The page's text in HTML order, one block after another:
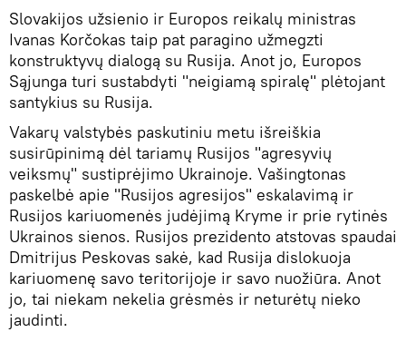
Slovakijos užsienio ir Europos reikalų ministras
Ivanas Korčokas taip pat paragino užmegzti
konstruktyvų dialogą su Rusija. Anot jo, Europos
Sąjunga turi sustabdyti "neigiamą spiralę" plėtojant
santykius su Rusija.
Vakarų valstybės paskutiniu metu išreiškia
susirūpinimą dėl tariamų Rusijos "agresyvių
veiksmų" sustiprėjimo Ukrainoje. Vašingtonas
paskelbė apie "Rusijos agresijos" eskalavimą ir
Rusijos kariuomenės judėjimą Kryme ir prie rytinės
Ukrainos sienos. Rusijos prezidento atstovas spaudai
Dmitrijus Peskovas sakė, kad Rusija dislokuoja
kariuomenę savo teritorijoje ir savo nuožiūra. Anot
jo, tai niekam nekelia grėsmės ir neturėtų nieko
jaudinti.